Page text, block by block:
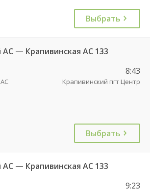
Выбрать
АС — Крапивинская АС 133
8:43
Крапивинский пгт Центр
Выбрать
АС — Крапивинская АС 133
9:23